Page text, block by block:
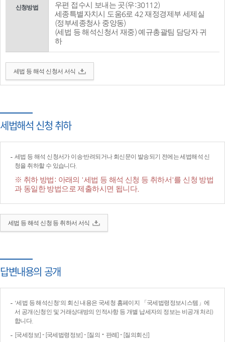
신청방법
우편 접수시 보내는 곳(우:30112)
세종특별자치시 도움6로 42 재정경제부 세제실
(정부세종청사 중앙동)
(세법 등 해석신청서 재중) 예규총괄팀 담당자 귀
하
세법 등 해석 신청서 서식
세법해석 신청 취하
세법 등 해석 신청서가 이송·반려되거나 회신문이 발송되기 전에는 세법해석 신
청을 취하할 수 있습니다.
※ 취하 방법: 아래의 '세법 등 해석 신청 등 취하서'를 신청 방법
과 동일한 방법으로 제출하시면 됩니다.
세법 등 해석 신청 등 취하서 서식
답변내용의 공개
'세법 등 해석신청'의 회신 내용은 국세청 홈페이지 「국세법령정보시스템」에
서 공개(신청인 및 거래상대방의 인적사항 등 개별 납세자의 정보는 비공개 처리)
합니다.
[국세정보] - [국세법령정보] - [질의‧판례] - [질의회신]